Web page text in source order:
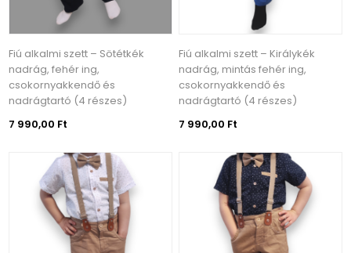
Fiú alkalmi szett – Sötétkék
nadrág, fehér ing,
csokornyakkendő és
nadrágtartó (4 részes)
7 990,00 Ft
Fiú alkalmi szett – Királykék
nadrág, mintás fehér ing,
csokornyakkendő és
nadrágtartó (4 részes)
7 990,00 Ft